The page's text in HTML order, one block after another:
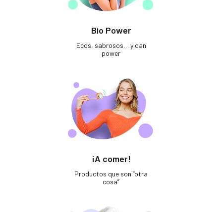
Bio Power
Ecos, sabrosos… y dan
power
¡A comer!
Productos que son “otra
cosa”